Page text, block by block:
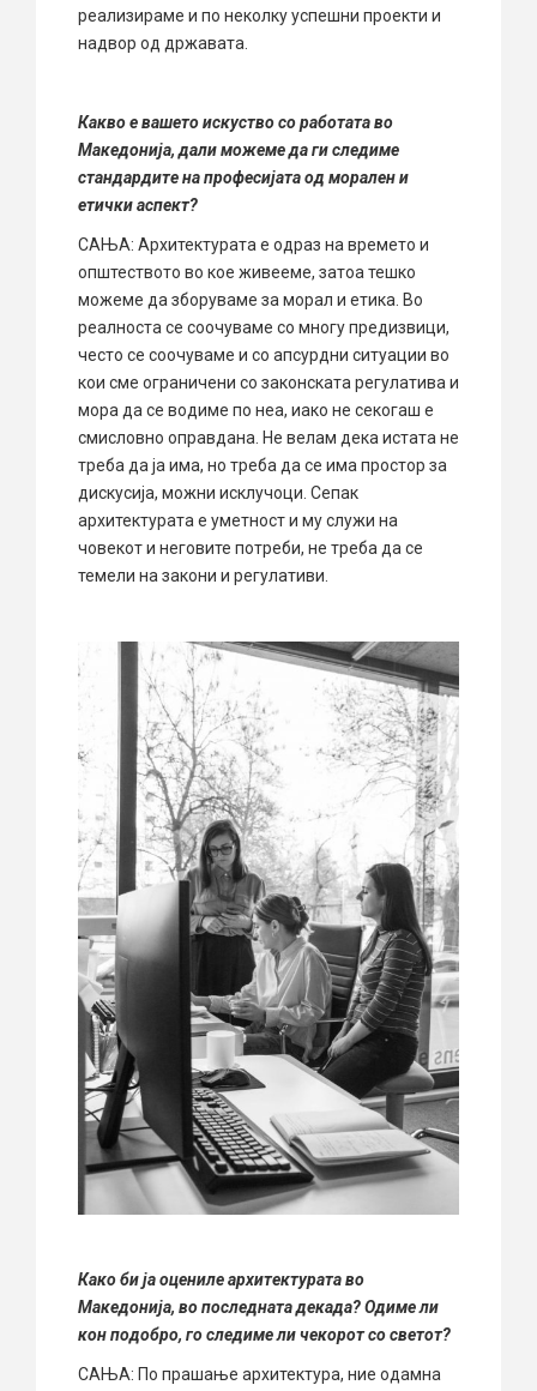
реализираме и по неколку успешни проекти и
надвор од државата.
Какво е вашето искуство со работата во
Македонија, дали можеме да ги следиме
стандардите на професијата од морален и
етички аспект?
САЊА: Архитектурата е одраз на времето и
општеството во кое живееме, затоа тешко
можеме да зборуваме за морал и етика. Во
реалноста се соочуваме со многу предизвици,
често се соочуваме и со апсурдни ситуации во
кои сме ограничени со законската регулатива и
мора да се водиме по неа, иако не секогаш е
смисловно оправдана. Не велам дека истата не
треба да ја има, но треба да се има простор за
дискусија, можни исклучоци. Сепак
архитектурата e уметност и му служи на
човекот и неговите потреби, не треба да се
темели на закони и регулативи.
Како би ја оцениле архитектурата во
Македонија, во последната декада? Одиме ли
кон подобро, го следиме ли чекорот со светот?
САЊА: По прашање архитектура, ние одамна